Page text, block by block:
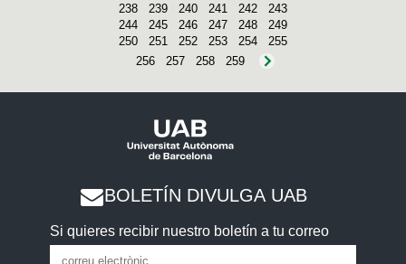
238
239 240 241 242
243
244
245 246 247 248
249
250
251 252 253 254
255
256
257 258 259
BOLETÍN DIVULGA UAB
Si quieres recibir nuestro boletín a tu correo